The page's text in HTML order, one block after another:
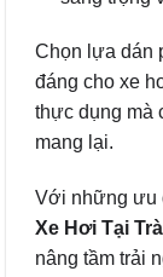
Chọn lựa dán
đáng cho xe
thực dụng mà
mang lại.
Với những ưu
Xe Hơi Tại
nâng tầm trải